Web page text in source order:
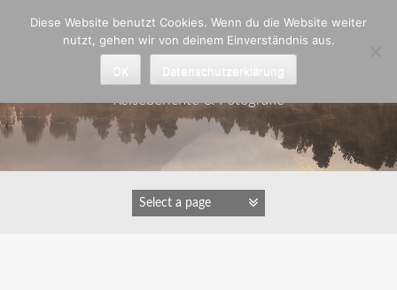
Astrid Padberg
Reiseberichte & Fotografie
Diese Website benutzt Cookies. Wenn du die Website weiter
nutzt, gehen wir von deinem Einverständnis aus.